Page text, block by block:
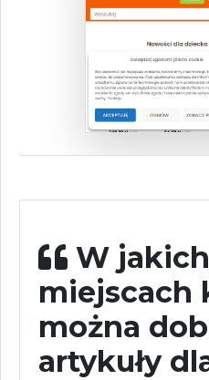
W jakich
miejscach
można
artykuły